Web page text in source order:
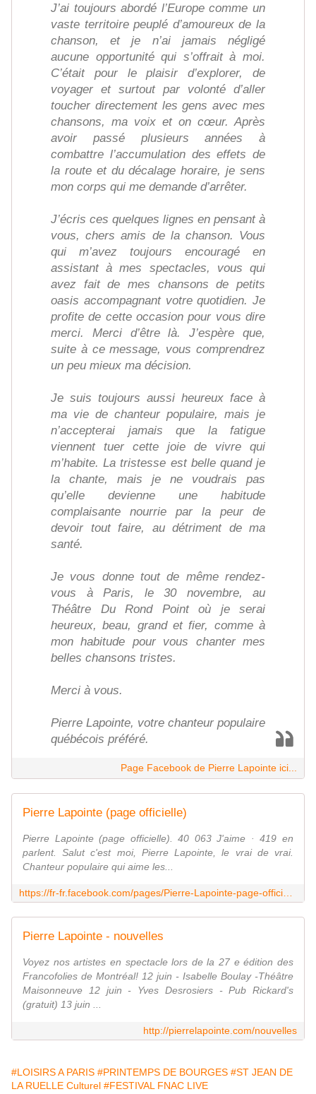
J’ai toujours abordé l’Europe comme un
vaste territoire peuplé d’amoureux de la
chanson, et je n’ai jamais négligé
aucune opportunité qui s’offrait à moi.
C’était pour le plaisir d’explorer, de
voyager et surtout par volonté d’aller
toucher directement les gens avec mes
chansons, ma voix et on cœur. Après
avoir passé plusieurs années à
combattre l’accumulation des effets de
la route et du décalage horaire, je sens
mon corps qui me demande d’arrêter.
J’écris ces quelques lignes en pensant à
vous, chers amis de la chanson. Vous
qui m’avez toujours encouragé en
assistant à mes spectacles, vous qui
avez fait de mes chansons de petits
oasis accompagnant votre quotidien. Je
profite de cette occasion pour vous dire
merci. Merci d’être là. J’espère que,
suite à ce message, vous comprendrez
un peu mieux ma décision.
Je suis toujours aussi heureux face à
ma vie de chanteur populaire, mais je
n’accepterai jamais que la fatigue
viennent tuer cette joie de vivre qui
m’habite. La tristesse est belle quand je
la chante, mais je ne voudrais pas
qu’elle devienne une habitude
complaisante nourrie par la peur de
devoir tout faire, au détriment de ma
santé.
Je vous donne tout de même rendez-
vous à Paris, le 30 novembre, au
Théâtre Du Rond Point où je serai
heureux, beau, grand et fier, comme à
mon habitude pour vous chanter mes
belles chansons tristes.
Merci à vous.
Pierre Lapointe, votre chanteur populaire
québécois préféré.
Page Facebook de Pierre Lapointe ici...
Pierre Lapointe (page officielle)
Pierre Lapointe (page officielle). 40 063 J'aime · 419 en
parlent. Salut c'est moi, Pierre Lapointe, le vrai de vrai.
Chanteur populaire qui aime les...
Pierre Lapointe - nouvelles
Voyez nos artistes en spectacle lors de la 27 e édition des
Francofolies de Montréal! 12 juin - Isabelle Boulay -Théâtre
Maisonneuve 12 juin - Yves Desrosiers - Pub Rickard's
(gratuit) 13 juin ...
http://pierrelapointe.com/nouvelles
#LOISIRS A PARIS #PRINTEMPS DE BOURGES #ST JEAN DE
LA RUELLE Culturel #FESTIVAL FNAC LIVE